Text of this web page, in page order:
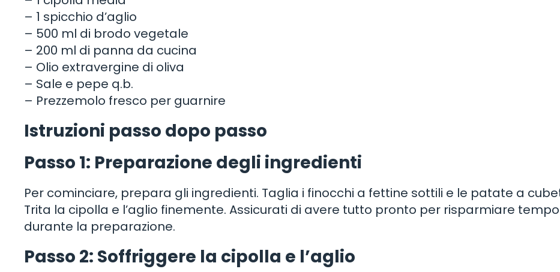
– 1 spicchio d’aglio
– 500 ml di brodo vegetale
– 200 ml di panna da cucina
– Olio extravergine di oliva
– Sale e pepe q.b.
– Prezzemolo fresco per guarnire
Istruzioni passo dopo passo
Passo 1: Preparazione degli ingredienti
Per cominciare, prepara gli ingredienti. Taglia i finocchi a fettine sottili e le patate a
Trita la cipolla e l’aglio finemente. Assicurati di avere tutto pronto per risparmiare tempo
durante la preparazione.
Passo 2: Soffriggere la cipolla e l’aglio